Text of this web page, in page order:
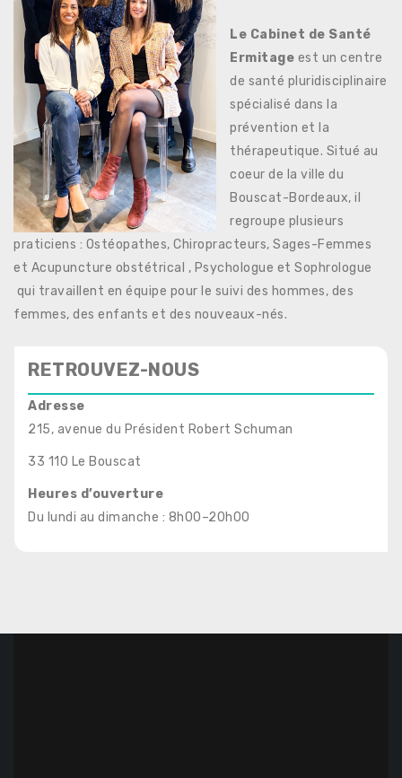
Le Cabinet de Santé
Ermitage est un centre
de santé pluridisciplinaire
spécialisé dans la
prévention et la
thérapeutique. Situé au
coeur de la ville du
Bouscat-Bordeaux, il
regroupe plusieurs
praticiens : Ostéopathes, Chiropracteurs, Sages-Femmes
et Acupuncture obstétrical , Psychologue et Sophrologue
qui travaillent en équipe pour le suivi des hommes, des
femmes, des enfants et des nouveaux-nés.
RETROUVEZ-NOUS
Adresse
215, avenue du Président Robert Schuman
33 110 Le Bouscat
Heures d’ouverture
Du lundi au dimanche : 8h00–20h00